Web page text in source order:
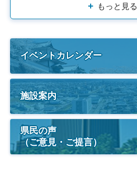
もっと見る
イベントカレンダー
施設案内
県民の声
（ご意見・ご提言）